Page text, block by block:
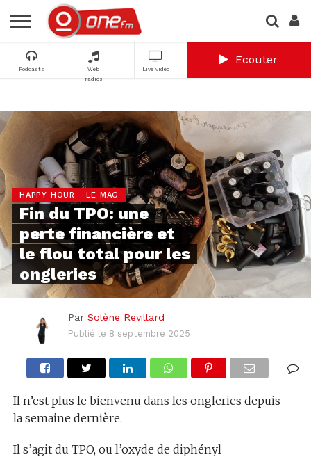
Podcasts
Web
radios
Live vidéo
Ecouter
HAPPY HOUR - LE MAG
Fin du TPO: une
perte financière et
le flou total pour les
ongleries
Par Solène Revillard
Publié le 8 septembre 2025
Il n’est plus le bienvenu dans les ongleries depuis
la semaine dernière.
Il s’agit du TPO, ou l’oxyde de diphényl